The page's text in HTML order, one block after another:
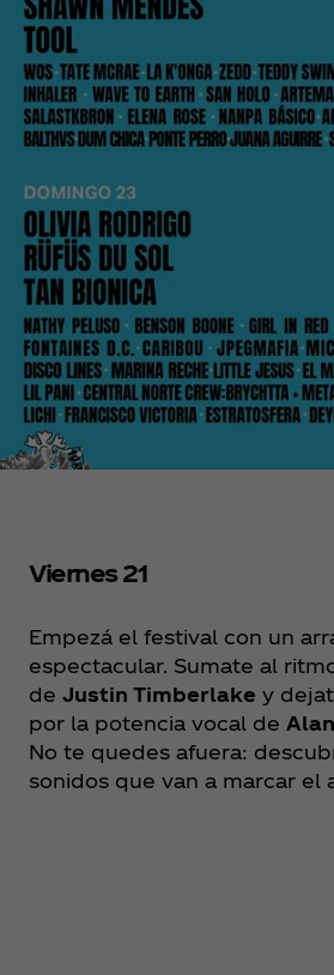
Viernes 21
Empezá el festival con un
espectacular. Sumate al
de Justin Timberlake y
por la potencia vocal de
No te quedes afuera:
sonidos que van a marcar el